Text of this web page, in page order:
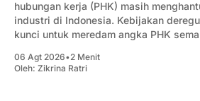
hubungan kerja (PHK) masih
industri di Indonesia. Kebijakan
kunci untuk meredam angka PHK
06 Agt 2026•2 Menit
Oleh: Zikrina Ratri